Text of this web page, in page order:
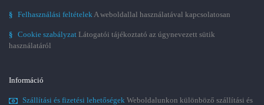
§ Felhasználási feltételekA weboldallal használatával kapcsolatosan
§ Cookie szabályzat Látogatói tájékoztató az úgynevezett sütik
használatáról
Információ
Szállítási és fizetési lehetőségek Weboldalunkon különböző szállítási és